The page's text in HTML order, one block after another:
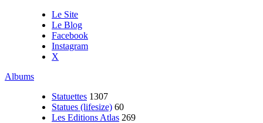
Le Site
Le Blog
Facebook
Instagram
X
Albums
Statuettes 1307
Statues (lifesize) 60
Les Editions Atlas 269